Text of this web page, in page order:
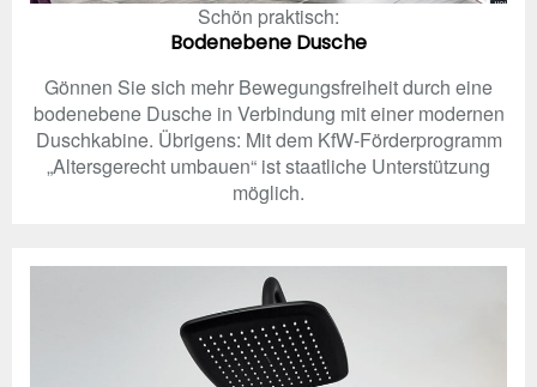
Schön praktisch:
Bodenebene Dusche
Gönnen Sie sich mehr Bewegungsfreiheit durch eine
bodenebene Dusche in Verbindung mit einer modernen
Duschkabine. Übrigens: Mit dem KfW-Förderprogramm
„Altersgerecht umbauen“ ist staatliche Unterstützung
möglich.